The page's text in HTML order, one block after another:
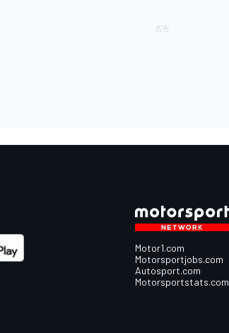
Motor1.com
Motorsportjobs.com
Autosport.com
Motorsportstats.com